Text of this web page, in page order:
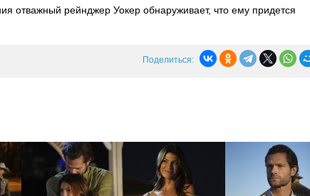
отважный рейнджер Уокер обнаруживает, что ему придется
талантливым, задумчивым Августом и упорной, бунтующей
Поделиться: